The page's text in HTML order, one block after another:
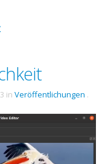
in Veröffentlichungen .